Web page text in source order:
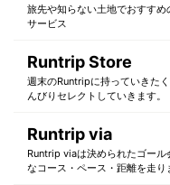
旅先や知らない土地でおすす
サービス
Runtrip Store
週末のRuntripに持っていきた
んびりセレクトしていきます。
Runtrip via
Runtrip viaは決められたゴール
なコース・ペース・距離を走り